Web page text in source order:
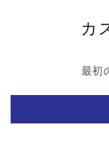
カ
最初